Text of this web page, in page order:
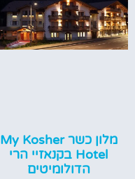
מלון כשר My Kosher
Hotel בקנאזיי הרי
הדולומיטים